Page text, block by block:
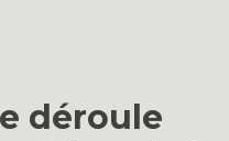
déroule